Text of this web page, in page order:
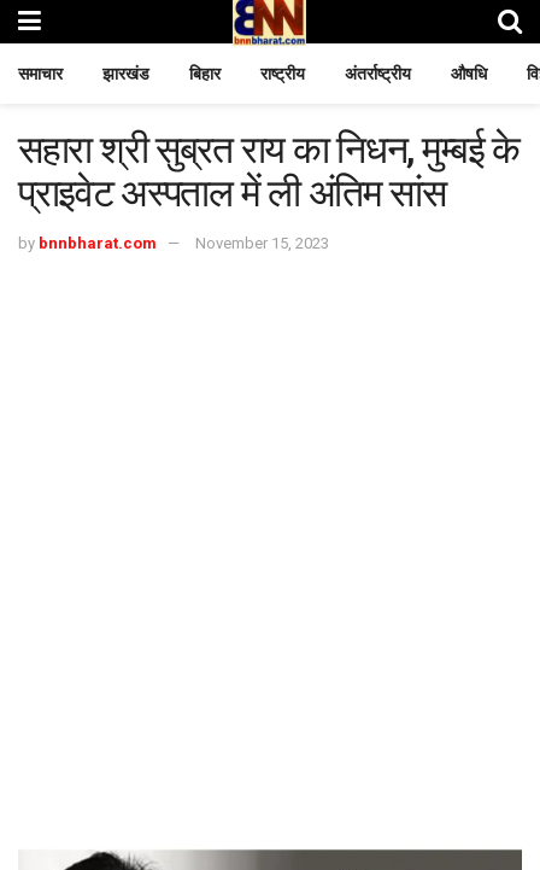
समाचार झारखंड बिहार राष्ट्रीय अंतर्राष्ट्रीय औषधि
सहारा श्री सुब्रत राय का निधन, मुम्बई के
प्राइवेट अस्पताल में ली अंतिम सांस
by bnnbharat.com November 15, 2023